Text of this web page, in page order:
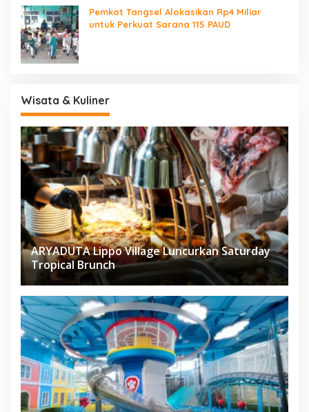
Pemkot Tangsel Alokasikan Rp4 Miliar
untuk Perkuat Sarana 115 PAUD
Wisata & Kuliner
ARYADUTA Lippo Village Luncurkan Saturday
Tropical Brunch